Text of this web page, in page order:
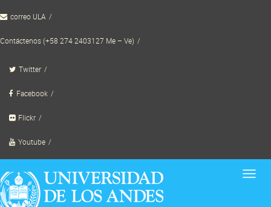
to correo ULA
Contáctenos (+58 274 2403127 Me – Ve)
Twitter
Facebook
Flickr
Youtube